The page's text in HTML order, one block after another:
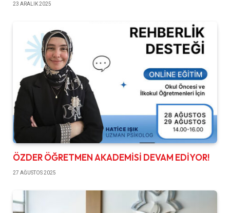
23 ARALIK 2025
ÖZDER ÖĞRETMEN AKADEMİSİ DEVAM EDİYOR!
27 AĞUSTOS 2025